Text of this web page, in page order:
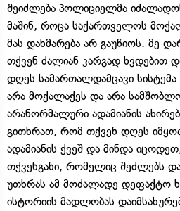
შეიძლება პოლიციელმა
მაშინ, როცა საქართველოს
მას დახმარება არ გაუწიოს. მე
თქვენ ძალიან კარგად ხვდებით
დღეს სამართალდამცავი
არა მოქალაქეს და არა
არანორმალური ადამიანის
გითხრათ, რომ თქვენ დღეს
ადამიანის ქვეშ და მინდა
თქვენგანი, რომელიც შეძლებს
უთხრას ამ მოძალადე დეფაქტო
ისტორიის მადლობას